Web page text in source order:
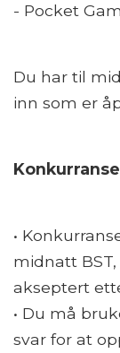
- Pocket
Du har til
inn som er
•
midnatt
akseptert
• Du må
svar for at